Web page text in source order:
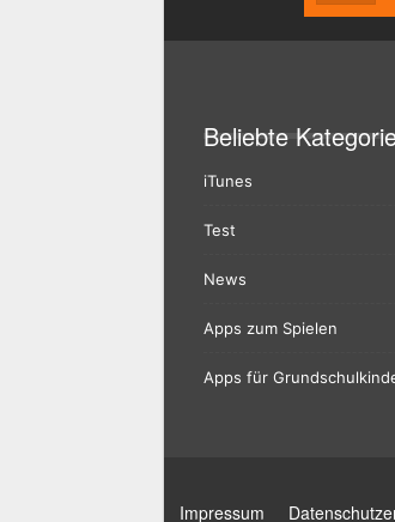
Beliebte
iTunes
Test
News
Apps zum Spielen
Apps für
Impressum